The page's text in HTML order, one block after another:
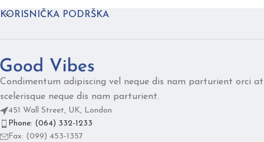
KORISNIČKA PODRŠKA
Condimentum adipiscing vel neque dis nam parturient orci at
scelerisque neque dis nam parturient.
451 Wall Street, UK, London
Phone: (064) 332-1233
Fax: (099) 453-1357